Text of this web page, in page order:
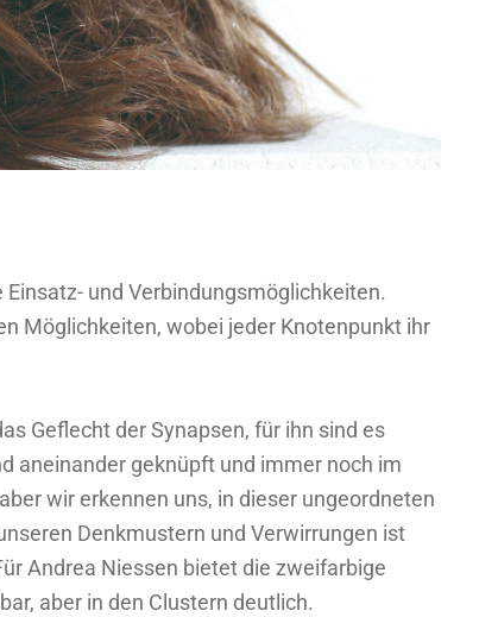
und Verbindungsmöglichkeiten.
Möglichkeiten, wobei jeder Knotenpunkt ihr
Geflecht der Synapsen, für ihn sind es
aneinander geknüpft und immer noch im
wir erkennen uns, in dieser ungeordneten
Denkmustern und Verwirrungen ist
Andrea Niessen bietet die zweifarbige
aber in den Clustern deutlich.